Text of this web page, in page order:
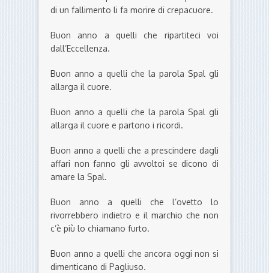
di un fallimento li fa morire di crepacuore.
Buon anno a quelli che ripartiteci voi
dall’Eccellenza.
Buon anno a quelli che la parola Spal gli
allarga il cuore.
Buon anno a quelli che la parola Spal gli
allarga il cuore e partono i ricordi.
Buon anno a quelli che a prescindere dagli
affari non fanno gli avvoltoi se dicono di
amare la Spal.
Buon anno a quelli che l’ovetto lo
rivorrebbero indietro e il marchio che non
c’è più lo chiamano furto.
Buon anno a quelli che ancora oggi non si
dimenticano di Pagliuso.